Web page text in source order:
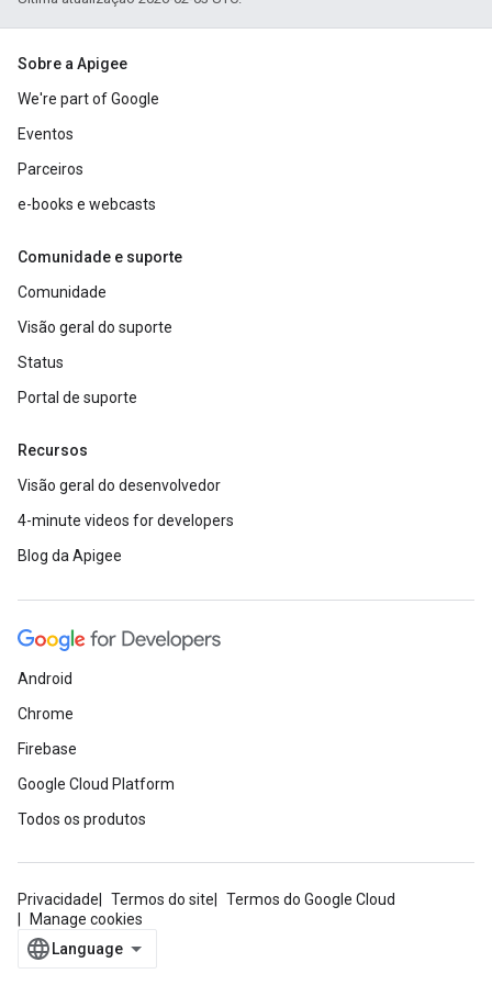
Sobre a Apigee
We're part of Google
Eventos
Parceiros
e-books e webcasts
Comunidade e suporte
Comunidade
Visão geral do suporte
Status
Portal de suporte
Recursos
Visão geral do desenvolvedor
4-minute videos for developers
Blog da Apigee
Android
Chrome
Firebase
Google Cloud Platform
Todos os produtos
Privacidade Termos do site
Termos do Google Cloud
Manage cookies